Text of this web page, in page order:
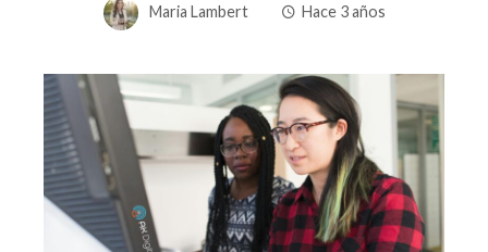
Maria Lambert Hace 3 años